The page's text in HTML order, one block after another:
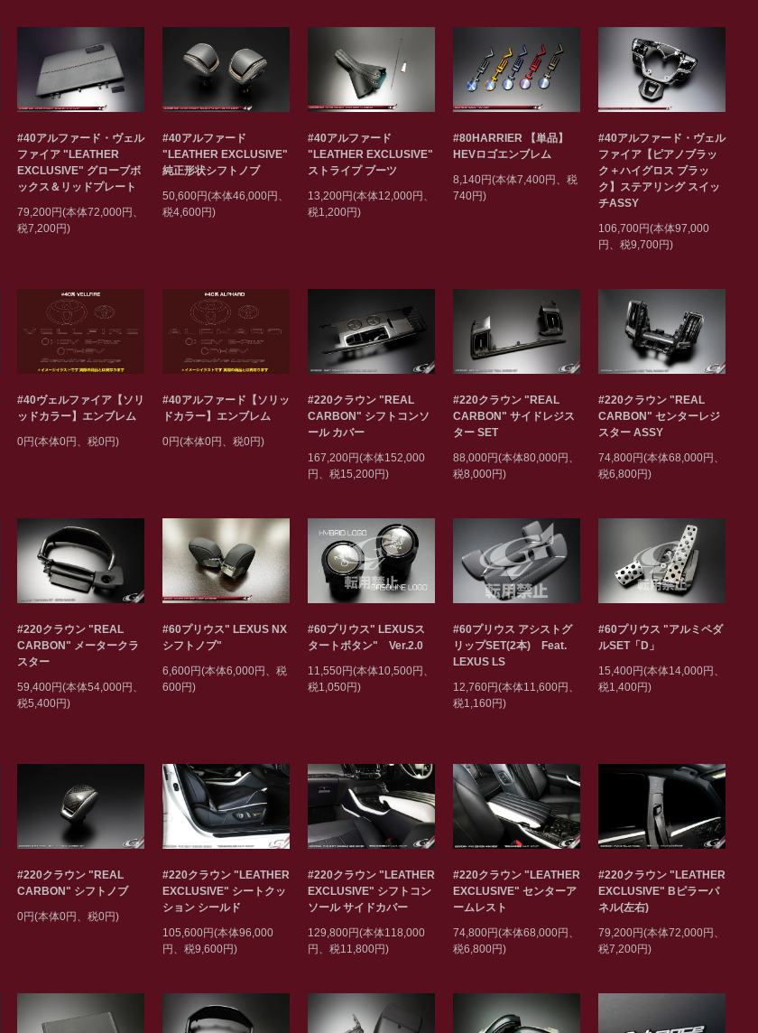
#40アルファード・ヴェル
ファイア "LEATHER
EXCLUSIVE" グローブボ
ックス＆リッドプレート
79,200円(本体72,000円、
税7,200円)
#40アルファード
"LEATHER EXCLUSIVE"
純正形状シフトノブ
50,600円(本体46,000円、
税4,600円)
#40アルファード
"LEATHER EXCLUSIVE"
ストライプ ブーツ
13,200円(本体12,000円、
税1,200円)
#80HARRIER 【単品】
HEVロゴエンブレム
8,140円(本体7,400円、税
740円)
#40アルファード・ヴェル
ファイア【ピアノブラッ
ク＋ハイグロス ブラッ
ク】ステアリング スイッ
チASSY
106,700円(本体97,000
円、税9,700円)
#40ヴェルファイア【ソリ
ッドカラー】エンブレム
0円(本体0円、税0円)
#40アルファード【ソリッ
ドカラー】エンブレム
0円(本体0円、税0円)
#220クラウン "REAL
CARBON" シフトコンソ
ール カバー
167,200円(本体152,000
円、税15,200円)
#220クラウン "REAL
CARBON" サイドレジス
ター SET
88,000円(本体80,000円、
税8,000円)
#220クラウン "REAL
CARBON" センターレジ
スター ASSY
74,800円(本体68,000円、
税6,800円)
#220クラウン "REAL
CARBON" メータークラ
スター
59,400円(本体54,000円、
税5,400円)
#60プリウス" LEXUS NX
シフトノブ"
6,600円(本体6,000円、税
600円)
#60プリウス" LEXUSス
タートボタン" Ver.2.0
11,550円(本体10,500円、
税1,050円)
#60プリウス アシストグ
リップSET(2本) Feat.
LEXUS LS
12,760円(本体11,600円、
税1,160円)
#60プリウス "アルミペダ
ルSET「D」
15,400円(本体14,000円、
税1,400円)
#220クラウン "REAL
CARBON" シフトノブ
0円(本体0円、税0円)
#220クラウン "LEATHER
EXCLUSIVE" シートクッ
ション シールド
105,600円(本体96,000
円、税9,600円)
#220クラウン "LEATHER
EXCLUSIVE" シフトコン
ソール サイドカバー
129,800円(本体118,000
円、税11,800円)
#220クラウン "LEATHER
EXCLUSIVE" センターア
ームレスト
74,800円(本体68,000円、
税6,800円)
#220クラウン "LEATHER
EXCLUSIVE" Bピラーパ
ネル(左右)
79,200円(本体72,000円、
税7,200円)